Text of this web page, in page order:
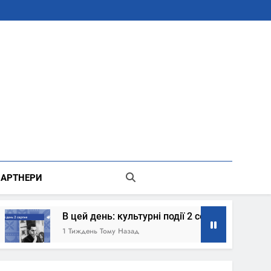
В цей день: культурні події 2 серпня – що сталось
1 Тиждень Тому Назад